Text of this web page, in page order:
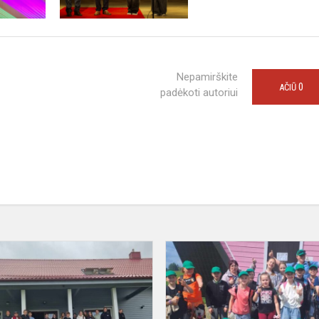
Nepamirškite
padėkoti autoriui
AČIŪ 0
Ekologinė
stovykla
–
naujos